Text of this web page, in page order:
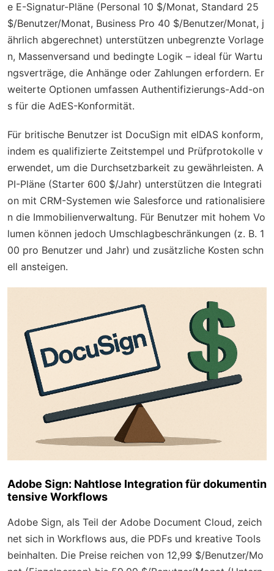
e E-Signatur-Pläne (Personal 10 $/Monat, Standard 25
$/Benutzer/Monat, Business Pro 40 $/Benutzer/Monat, j
ährlich abgerechnet) unterstützen unbegrenzte Vorlage
n, Massenversand und bedingte Logik – ideal für Wartu
ngsverträge, die Anhänge oder Zahlungen erfordern. Er
weiterte Optionen umfassen Authentifizierungs-Add-on
s für die AdES-Konformität.
Für britische Benutzer ist DocuSign mit eIDAS konform,
indem es qualifizierte Zeitstempel und Prüfprotokolle v
erwendet, um die Durchsetzbarkeit zu gewährleisten. A
PI-Pläne (Starter 600 $/Jahr) unterstützen die Integrati
on mit CRM-Systemen wie Salesforce und rationalisiere
n die Immobilienverwaltung. Für Benutzer mit hohem Vo
lumen können jedoch Umschlagbeschränkungen (z. B. 1
00 pro Benutzer und Jahr) und zusätzliche Kosten schn
ell ansteigen.
Adobe Sign: Nahtlose Integration für dokumentin
tensive Workflows
Adobe Sign, als Teil der Adobe Document Cloud, zeich
net sich in Workflows aus, die PDFs und kreative Tools
beinhalten. Die Preise reichen von 12,99 $/Benutzer/Mo